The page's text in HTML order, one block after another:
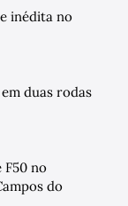
inédita no
duas rodas
F50 no
do